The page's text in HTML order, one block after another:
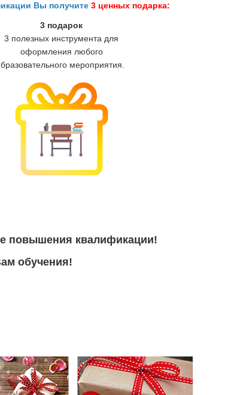
Вы получите 3 ценных подарка:
3 подарок
3 полезных инструмента для
оформления любого
мероприятия.
повышения квалификации!
обучения!